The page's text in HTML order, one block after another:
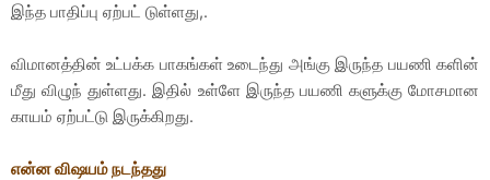
இந்த பாதிப்பு ஏற்பட் டுள்ளது,.
விமானத்தின் உட்பக்க பாகங்கள் உடைந்து அங்கு இருந்த பயணி களின்
மீது விழுந் துள்ளது. இதில் உள்ளே இருந்த பயணி களுக்கு மோசமான
காயம் ஏற்பட்டு இருக்கிறது.
என்ன விஷயம் நடந்தது